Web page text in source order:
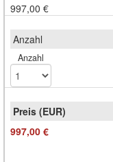
997,00 €
Anzahl
997,00 €